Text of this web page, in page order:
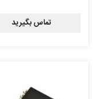
تماس بگیرید